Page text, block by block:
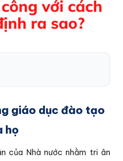
giáo dục đào tạo
họ
của Nhà nước nhằm tri ân